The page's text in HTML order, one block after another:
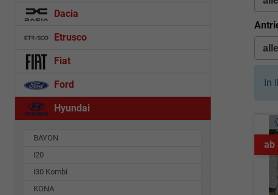
In
ab
Dacia
Etrusco
Fiat
Ford
Hyundai
BAYON
i20
i30 Kombi
KONA